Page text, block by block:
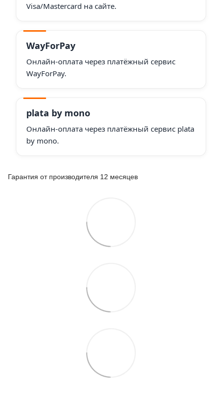
Visa/Mastercard на сайте.
WayForPay
Онлайн-оплата через платёжный сервис
WayForPay.
plata by mono
Онлайн-оплата через платёжный сервис plata
by mono.
Гарантия от производителя 12 месяцев